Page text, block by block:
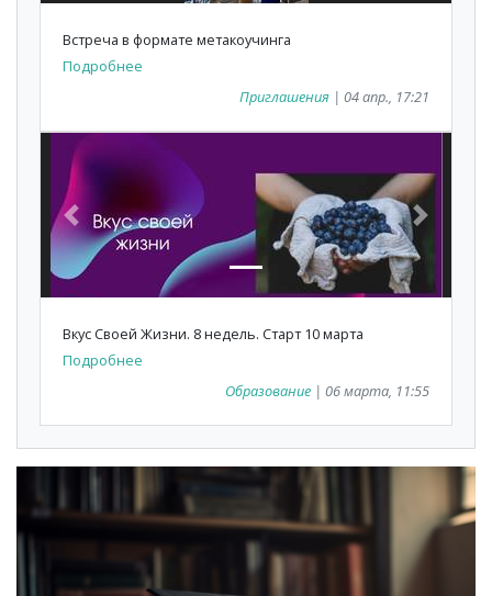
Встреча в формате метакоучинга
Подробнее
Приглашения | 04 апр., 17:21
Previous Next
Вкус Своей Жизни. 8 недель. Старт 10 марта
Подробнее
Образование | 06 марта, 11:55